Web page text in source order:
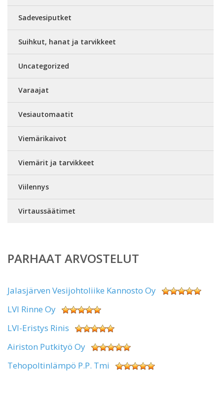
Sadevesiputket
Suihkut, hanat ja tarvikkeet
Uncategorized
Varaajat
Vesiautomaatit
Viemärikaivot
Viemärit ja tarvikkeet
Viilennys
Virtaussäätimet
PARHAAT ARVOSTELUT
Jalasjärven Vesijohtoliike Kannosto Oy
LVI Rinne Oy
LVI-Eristys Rinis
Airiston Putkityö Oy
Tehopoltinlämpö P.P. Tmi